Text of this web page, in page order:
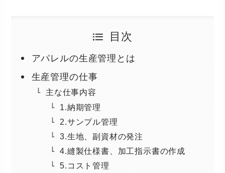
目次
アパレルの生産管理とは
生産管理の仕事
主な仕事内容
1.納期管理
2.サンプル管理
3.生地、副資材の発注
4.縫製仕様書、加工指示書の作成
5.コスト管理